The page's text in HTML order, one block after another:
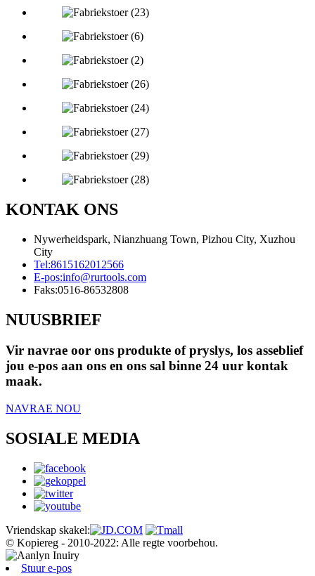
KONTAK ONS
Nywerheidspark, Nianzhuang Town, Pizhou City, Xuzhou
City
Tel:8615162012566
E-pos:info@rurtools.com
Faks:0516-86532808
NUUSBRIEF
Vir navrae oor ons produkte of pryslys, los asseblief
jou e-pos aan ons en ons sal binne 24 uur kontak
maak.
NAVRAE NOU
SOSIALE MEDIA
Vriendskap skakel:
© Kopiereg - 2010-2022: Alle regte voorbehou.
Stuur e-pos